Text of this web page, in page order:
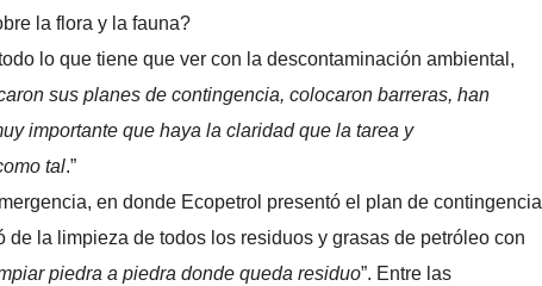
la flora y la fauna?
lo que tiene que ver con la descontaminación ambiental,
sus planes de contingencia, colocaron barreras, han
importante que haya la claridad que la tarea y
tal.”
en donde Ecopetrol presentó el plan de contingencia
la limpieza de todos los residuos y grasas de petróleo con
piedra a piedra donde queda residuo”. Entre las